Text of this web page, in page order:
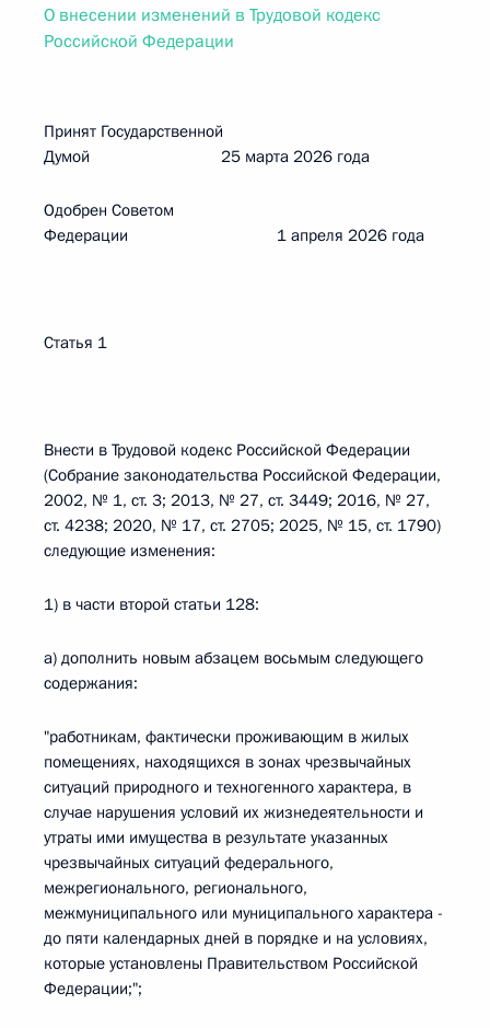
О внесении изменений в Трудовой кодекс
Российской Федерации
Принят Государственной
Думой 25 марта 2026 года
Одобрен Советом
Федерации 1 апреля 2026 года
Статья 1
Внести в Трудовой кодекс Российской Федерации
(Собрание законодательства Российской Федерации,
2002, № 1, ст. 3; 2013, № 27, ст. 3449; 2016, № 27,
ст. 4238; 2020, № 17, ст. 2705; 2025, № 15, ст. 1790)
следующие изменения:
1) в части второй статьи 128:
а) дополнить новым абзацем восьмым следующего
содержания:
"работникам, фактически проживающим в жилых
помещениях, находящихся в зонах чрезвычайных
ситуаций природного и техногенного характера, в
случае нарушения условий их жизнедеятельности и
утраты ими имущества в результате указанных
чрезвычайных ситуаций федерального,
межрегионального, регионального,
межмуниципального или муниципального характера -
до пяти календарных дней в порядке и на условиях,
которые установлены Правительством Российской
Федерации;";